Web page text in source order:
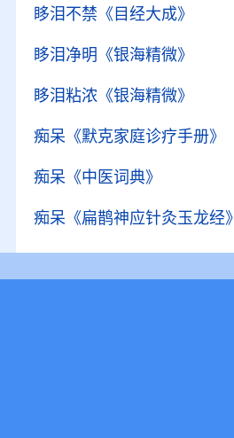
眵泪不禁 《目经大成》
眵泪净明 《银海精微》
眵泪粘浓 《银海精微》
痴呆 《默克家庭诊疗手册》
痴呆 《中医词典》
痴呆 《扁鹊神应针灸玉龙经》